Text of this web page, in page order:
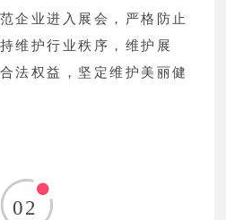
企业进入展会，严格防止
维护行业秩序，维护展
法权益，坚定维护美丽健
02